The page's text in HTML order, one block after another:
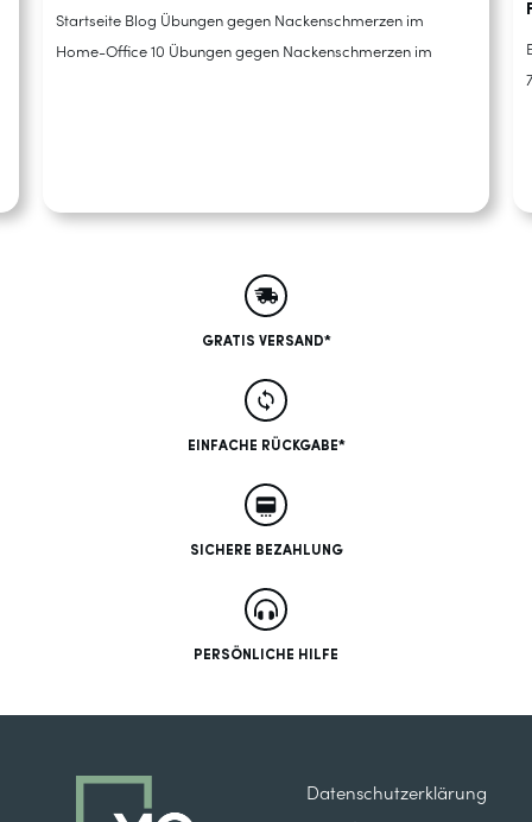
Startseite Blog Übungen gegen Nackenschmerzen im
Home-Office 10 Übungen gegen Nackenschmerzen im
GRATIS VERSAND*
EINFACHE RÜCKGABE*
SICHERE BEZAHLUNG
PERSÖNLICHE HILFE
Datenschutzerklärung